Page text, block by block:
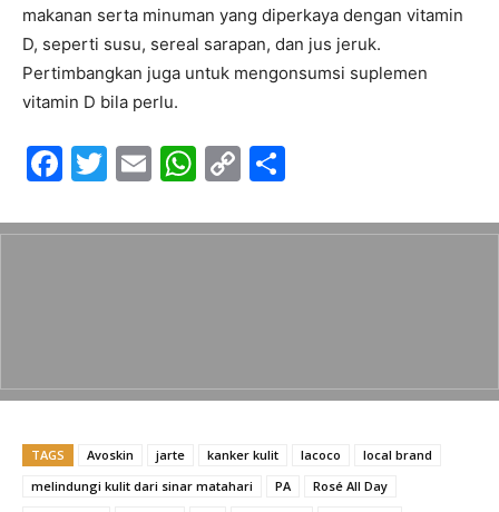
makanan serta minuman yang diperkaya dengan vitamin
D, seperti susu, sereal sarapan, dan jus jeruk.
Pertimbangkan juga untuk mengonsumsi suplemen
vitamin D bila perlu.
F
c
o
k
T
itt
E
ai
W
at
p
C
p
k
ar
TAGS Avoskin jarte kanker kulit lacoco
local brand
melindungi kulit dari sinar matahari
PA
Rosé All Day